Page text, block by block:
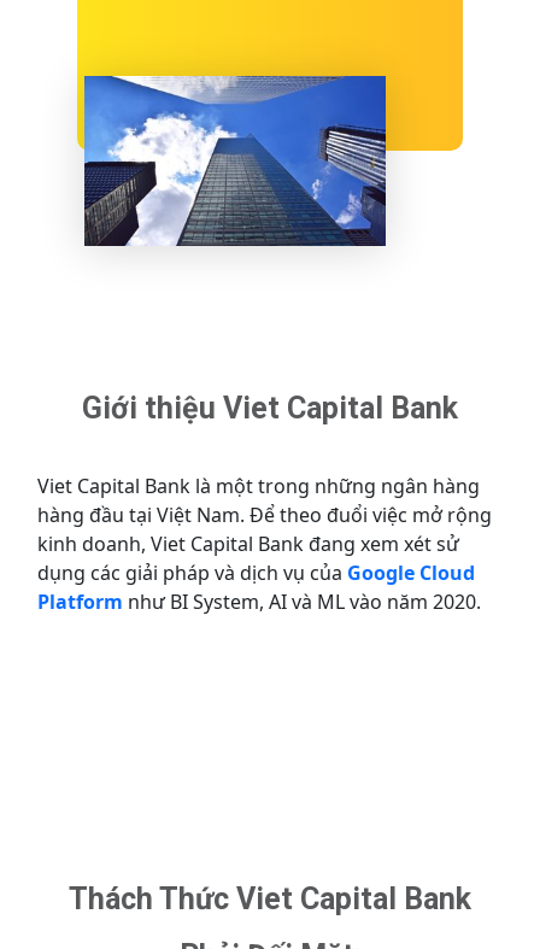
Giới thiệu Viet Capital Bank
Viet Capital Bank là một trong những ngân hàng
hàng đầu tại Việt Nam. Để theo đuổi việc mở rộng
kinh doanh, Viet Capital Bank đang xem xét sử
dụng các giải pháp và dịch vụ của Google Cloud
Platform như BI System, AI và ML vào năm 2020.
Thách Thức Viet Capital Bank